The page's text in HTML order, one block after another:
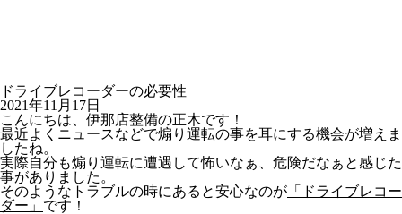
ドライブレコーダーの必要性
2021年11月17日
こんにちは、伊那店整備の正木です！
最近よくニュースなどで煽り運転の事を耳にする機会が増えま
したね。
実際自分も煽り運転に遭遇して怖いなぁ、危険だなぁと感じた
事がありました。
そのようなトラブルの時にあると安心なのが 「ドライブレコー
ダー」 です！